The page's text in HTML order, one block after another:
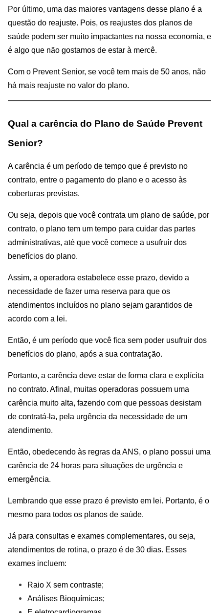
Por último, uma das maiores vantagens desse plano é a
questão do reajuste. Pois, os reajustes dos planos de
saúde podem ser muito impactantes na nossa economia, e
é algo que não gostamos de estar à mercê.
Com o Prevent Senior, se você tem mais de 50 anos, não
há mais reajuste no valor do plano.
Qual a carência do Plano de Saúde Prevent
Senior?
A carência é um período de tempo que é previsto no
contrato, entre o pagamento do plano e o acesso às
coberturas previstas.
Ou seja, depois que você contrata um plano de saúde, por
contrato, o plano tem um tempo para cuidar das partes
administrativas, até que você comece a usufruir dos
benefícios do plano.
Assim, a operadora estabelece esse prazo, devido a
necessidade de fazer uma reserva para que os
atendimentos incluídos no plano sejam garantidos de
acordo com a lei.
Então, é um período que você fica sem poder usufruir dos
benefícios do plano, após a sua contratação.
Portanto, a carência deve estar de forma clara e explícita
no contrato. Afinal, muitas operadoras possuem uma
carência muito alta, fazendo com que pessoas desistam
de contratá-la, pela urgência da necessidade de um
atendimento.
Então, obedecendo às regras da ANS, o plano possui uma
carência de 24 horas para situações de urgência e
emergência.
Lembrando que esse prazo é previsto em lei. Portanto, é o
mesmo para todos os planos de saúde.
Já para consultas e exames complementares, ou seja,
atendimentos de rotina, o prazo é de 30 dias. Esses
exames incluem:
Raio X sem contraste;
Análises Bioquímicas;